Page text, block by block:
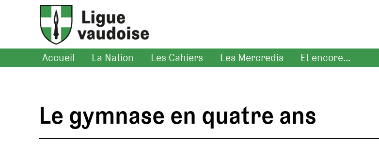
Accueil La Nation Les Cahiers Les Mercredis Et encore...
Le gymnase en quatre ans